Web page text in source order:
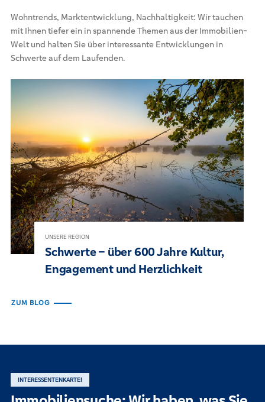
Wohntrends, Marktentwicklung, Nachhaltigkeit: Wir tauchen
mit Ihnen tiefer ein in spannende Themen aus der Immobilien-
Welt und halten Sie über interessante Entwicklungen in
Schwerte auf dem Laufenden.
UNSERE REGION
Schwerte – über 600 Jahre Kultur,
Engagement und Herzlichkeit
ZUM BLOG
INTERESSENTENKARTEI